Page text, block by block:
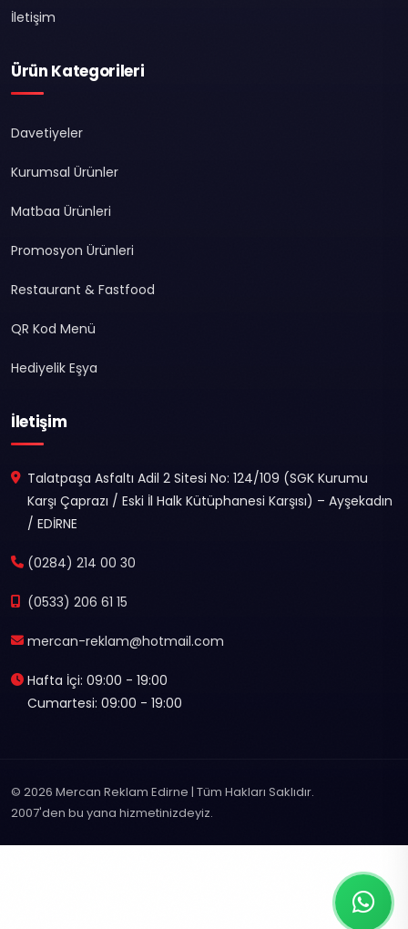
İletişim
Ürün Kategorileri
Davetiyeler
Kurumsal Ürünler
Matbaa Ürünleri
Promosyon Ürünleri
Restaurant & Fastfood
QR Kod Menü
Hediyelik Eşya
İletişim
Talatpaşa Asfaltı Adil 2 Sitesi No: 124/109 (SGK Kurumu
Karşı Çaprazı / Eski İl Halk Kütüphanesi Karşısı) – Ayşekadın
/ EDİRNE
(0284) 214 00 30
(0533) 206 61 15
mercan-reklam@hotmail.com
Hafta İçi: 09:00 - 19:00
Cumartesi: 09:00 - 19:00
© 2026 Mercan Reklam Edirne | Tüm Hakları Saklıdır.
2007'den bu yana hizmetinizdeyiz.